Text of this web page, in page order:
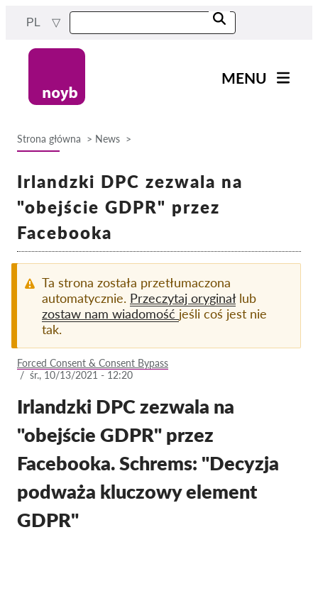
PL
MENU
Nasza praca
Projekty
Exercise your rights!
Wesprzyj nas!
Członkostwo
Darowizny
Login członka
O nas
nawigacyjna
Strona główna News
Irlandzki DPC zezwala na
"obejście GDPR" przez
Facebooka
Ta strona została przetłumaczona
automatycznie. Przeczytaj oryginałlub
zostaw nam wiadomość jeśli coś jest nie
tak.
Forced Consent & Consent Bypass
/ śr., 10/13/2021 - 12:20
Irlandzki DPC zezwala na
"obejście GDPR" przez
Facebooka. Schrems: "Decyzja
podważa kluczowy element
GDPR"